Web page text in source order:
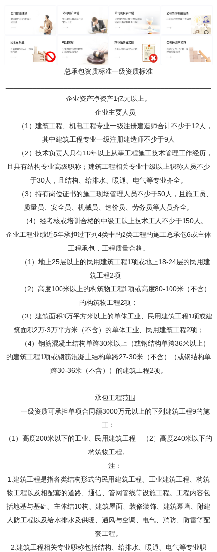
总承包资质标准一级资质标准
企业资产净资产1亿元以上。
企业主要人员
（1）建筑工程、机电工程专业一级注册建造师合计不少于12人，
其中建筑工程专业一级注册建造师不少于9人
（2）技术负责人具有10年以上从事工程施工技术管理工作经历，
且具有结构专业高级职称；建筑工程相关专业中级以上职称人员不少
于30人，且结构、给排水、暖通、电气等专业齐全。
（3）持有岗位证书的施工现场管理人员不少于50人，且施工员、
质量员、安全员、机械员、造价员、劳务员等人员齐全。
（4）经考核或培训合格的中级工以上技术工人不少于150人。
企业工程业绩近5年承担过下列4类中的2类工程的施工总承包6 或主体
工程承包，工程质量合格。
（1）地上25层以上的民用建筑工程1项或地上18-24层的民用建
筑工程2项；
（2）高度100米以上的构筑物工程1项或高度80-100米（不含）
的构筑物工程2项；
（3）建筑面积3万平方米以上的单体工业、民用建筑工程1项或建
筑面积2万-3万平方米（不含）的单体工业、民用建筑工程2项；
（4）钢筋混凝土结构单跨30米以上（或钢结构单跨36米以上）
的建筑工程1项或钢筋混凝土结构单跨27-30米（不含）（或钢结构单
跨30-36米（不含））的建筑工程2项。
承包工程范围
一级资质可承担单项合同额3000万元以上的下列建筑工程9 的施
工：
（1）高度200米以下的工业、民用建筑工程；（2）高度240米以下的
构筑物工程。
注：
1.建筑工程是指各类结构形式的民用建筑工程、工业建筑工程、构筑
物工程以及相配套的道路、通信、管网管线等设施工程。工程内容包
括地基与基础、主体结10 构、建筑屋面、装修装饰、建筑幕墙、附建
人防工程以及给水排水及供暖、通风与空调、电气、消防、防雷等配
套工程。
2.建筑工程相关专业职称包括结构、给排水、暖通、电气等专业职